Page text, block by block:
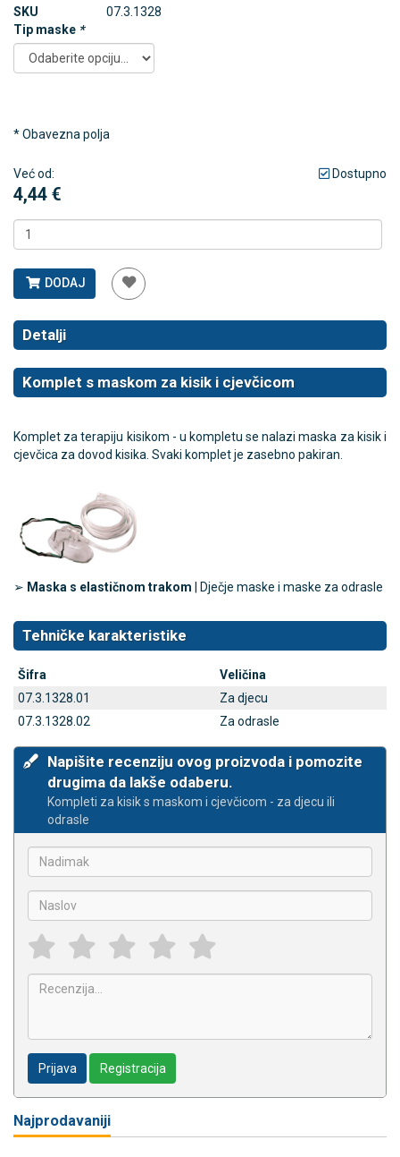
SKU
07.3.1328
Tip maske *
* Obavezna polja
Već od:
4,44 €
Dostupno
DODAJ
Detalji
Komplet s maskom za kisik i cjevčicom
Komplet za terapiju kisikom - u kompletu se nalazi maska za kisik i
cjevčica za dovod kisika. Svaki komplet je zasebno pakiran.
➢ Maska s elastičnom trakom | Dječje maske i maske za odrasle
Tehničke karakteristike
Šifra
Veličina
07.3.1328.01
Za djecu
07.3.1328.02
Za odrasle
Napišite recenziju ovog proizvoda i pomozite
drugima da lakše odaberu.
Kompleti za kisik s maskom i cjevčicom - za djecu ili
odrasle
Prijava Registracija
Najprodavaniji